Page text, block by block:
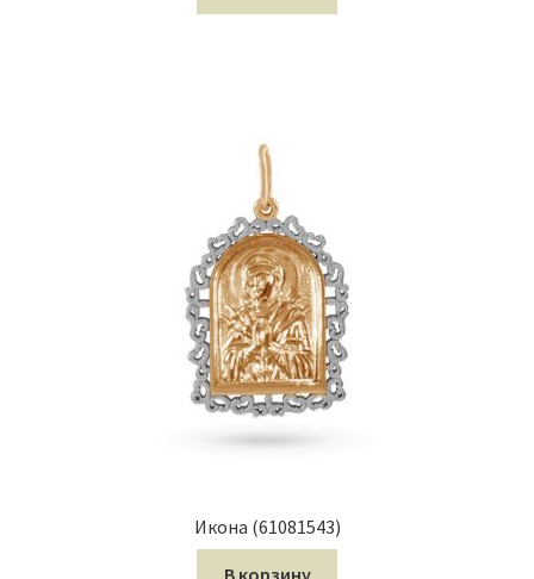
Икона (61081543)